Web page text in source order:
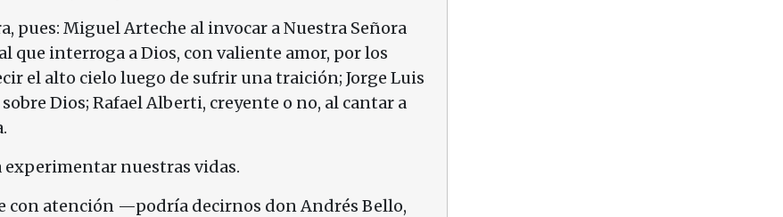
pues: Miguel Arteche al invocar a Nuestra Señora
que interroga a Dios, con valiente amor, por los
el alto cielo luego de sufrir una traición; Jorge Luis
Dios; Rafael Alberti, creyente o no, al cantar a
experimentar nuestras vidas.
con atención —podría decirnos don Andrés Bello,